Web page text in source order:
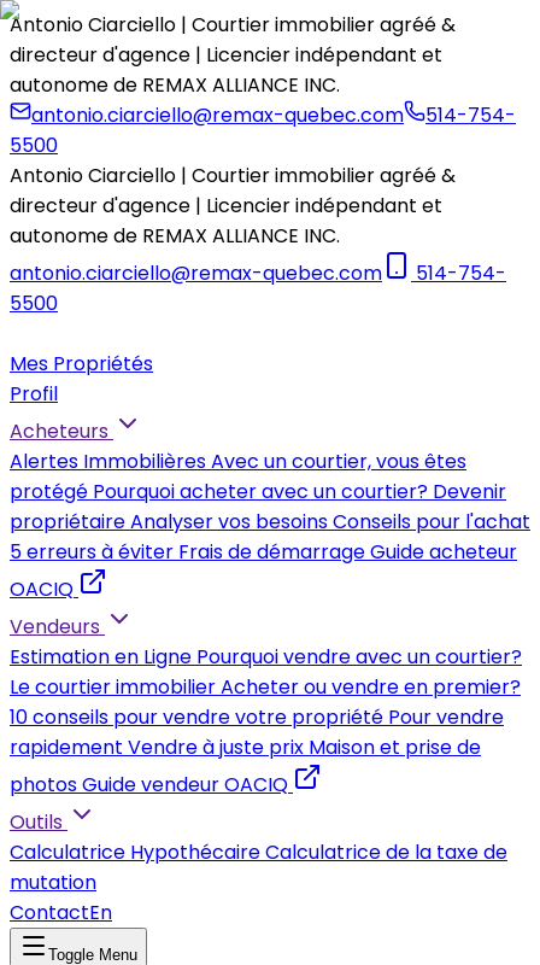
Antonio Ciarciello | Courtier immobilier agréé &
directeur d'agence | Licencier indépendant et
autonome de REMAX ALLIANCE INC.
antonio.ciarciello@remax-quebec.com
514-754-
5500
Antonio Ciarciello | Courtier immobilier agréé &
directeur d'agence | Licencier indépendant et
autonome de REMAX ALLIANCE INC.
antonio.ciarciello@remax-quebec.com
514-754-
5500
Mes Propriétés
Profil
Acheteurs
Alertes ImmobilièresAvec un courtier, vous êtes
protégé Pourquoi acheter avec un courtier? Devenir
propriétaireAnalyser vos besoinsConseils pour l'achat
5 erreurs à éviter Frais de démarrageGuide acheteur
OACIQ
Vendeurs
Estimation en Ligne Pourquoi vendre avec un courtier?
Le courtier immobilierAcheter ou vendre en premier?
10 conseils pour vendre votre propriété Pour vendre
rapidement Vendre à juste prix Maison et prise de
photosGuide vendeur OACIQ
Outils
Calculatrice HypothécaireCalculatrice de la taxe de
mutation
ContactEn
Toggle Menu